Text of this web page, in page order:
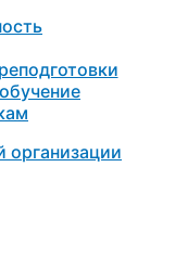
организации